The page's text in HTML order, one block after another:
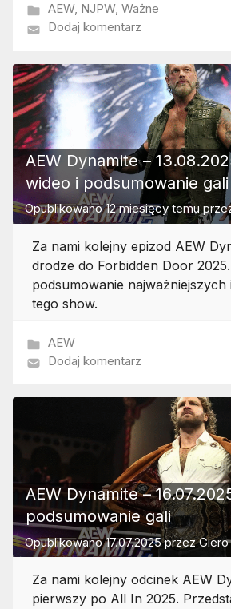
AEW, NJPW, Ważne
Dodaj komentarz
AEW Dynamite –
wideo i podsumowanie gali
Opublikowano12 miesięcy temu
Za nami kolejny epizod AEW
drodze do Forbidden Door
podsumowanie
tego show.
AEW
Dodaj komentarz
AEW Dynamite –
podsumowanie gali
Opublikowano17.07.2025przezGiero
Za nami kolejny odcinek AEW
pierwszy po All In 2025.